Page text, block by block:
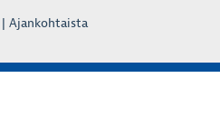
Ajankohtaista